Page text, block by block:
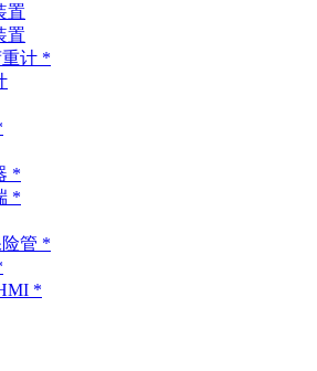
置
置
计 *
*
*
管 *
*